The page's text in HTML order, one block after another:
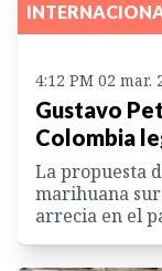
4:12 PM 02 mar.
Gustavo
Colombia
La propuesta
marihuana
arrecia en el